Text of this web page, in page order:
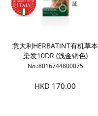
意大利HERBATINT有机草本
染发10DR (浅金铜色)
No.:8016744800075
HKD 170.00